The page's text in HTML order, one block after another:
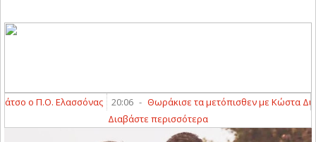
ο Π.Ο. Ελασσόνας 20:06 - Θωράκισε τα μετόπισθεν με Κώστα
Διαβάστε περισσότερα